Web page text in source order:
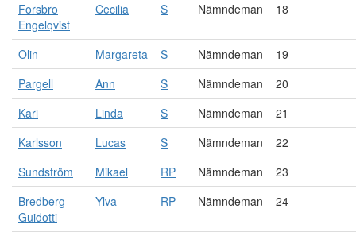
Forsbro
Engelqvist
Cecilia S Nämndeman 18
Olin Margareta S Nämndeman
19
Pargell
Ann S Nämndeman
20
Kari
Linda S Nämndeman
21
Karlsson
Lucas S Nämndeman
22
Sundström
Mikael RP Nämndeman
23
Bredberg
Guidotti
Ylva RP Nämndeman 24